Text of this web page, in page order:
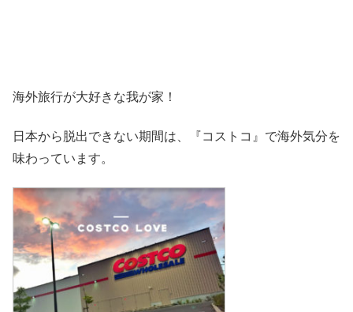
海外旅行が大好きな我が家！
日本から脱出できない期間は、『コストコ』 で海外気分を
味わっています。